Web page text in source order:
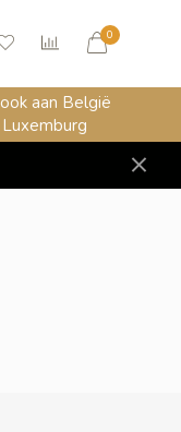
0
aan België